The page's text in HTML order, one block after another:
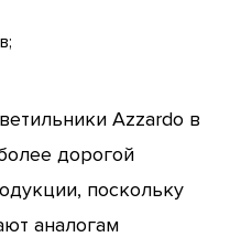
Azzardo в
дорогой
поскольку
аналогам